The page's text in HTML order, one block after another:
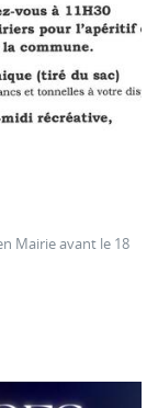
Mairie avant le 18